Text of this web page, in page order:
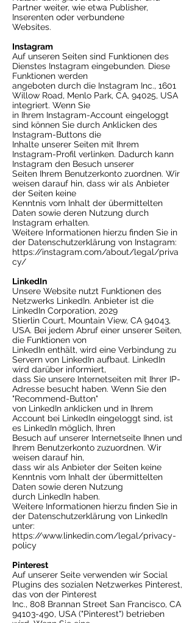
Partner weiter, wie etwa Publisher,
Inserenten oder verbundene
Websites.
Instagram
Auf unseren Seiten sind Funktionen des
Dienstes Instagram eingebunden. Diese
Funktionen werden
angeboten durch die Instagram Inc., 1601
Willow Road, Menlo Park, CA, 94025, USA
integriert. Wenn Sie
in Ihrem Instagram-Account eingeloggt
sind können Sie durch Anklicken des
Instagram-Buttons die
Inhalte unserer Seiten mit Ihrem
Instagram-Profil verlinken. Dadurch kann
Instagram den Besuch unserer
Seiten Ihrem Benutzerkonto zuordnen. Wir
weisen darauf hin, dass wir als Anbieter
der Seiten keine
Kenntnis vom Inhalt der übermittelten
Daten sowie deren Nutzung durch
Instagram erhalten.
Weitere Informationen hierzu finden Sie in
der Datenschutzerklärung von Instagram:
https://instagram.com/about/legal/priva
cy/
LinkedIn
Unsere Website nutzt Funktionen des
Netzwerks LinkedIn. Anbieter ist die
LinkedIn Corporation, 2029
Stierlin Court, Mountain View, CA 94043,
USA. Bei jedem Abruf einer unserer Seiten,
die Funktionen von
LinkedIn enthält, wird eine Verbindung zu
Servern von LinkedIn aufbaut. LinkedIn
wird darüber informiert,
dass Sie unsere Internetseiten mit Ihrer IP-
Adresse besucht haben. Wenn Sie den
"Recommend-Button"
von LinkedIn anklicken und in Ihrem
Account bei LinkedIn eingeloggt sind, ist
es LinkedIn möglich, Ihren
Besuch auf unserer Internetseite Ihnen und
Ihrem Benutzerkonto zuzuordnen. Wir
weisen darauf hin,
dass wir als Anbieter der Seiten keine
Kenntnis vom Inhalt der übermittelten
Daten sowie deren Nutzung
durch LinkedIn haben.
Weitere Informationen hierzu finden Sie in
der Datenschutzerklärung von LinkedIn
unter:
https://www.linkedin.com/legal/privacy-
policy
Pinterest
Auf unserer Seite verwenden wir Social
Plugins des sozialen Netzwerkes Pinterest,
das von der Pinterest
Inc., 808 Brannan Street San Francisco, CA
94103-490, USA ("Pinterest") betrieben